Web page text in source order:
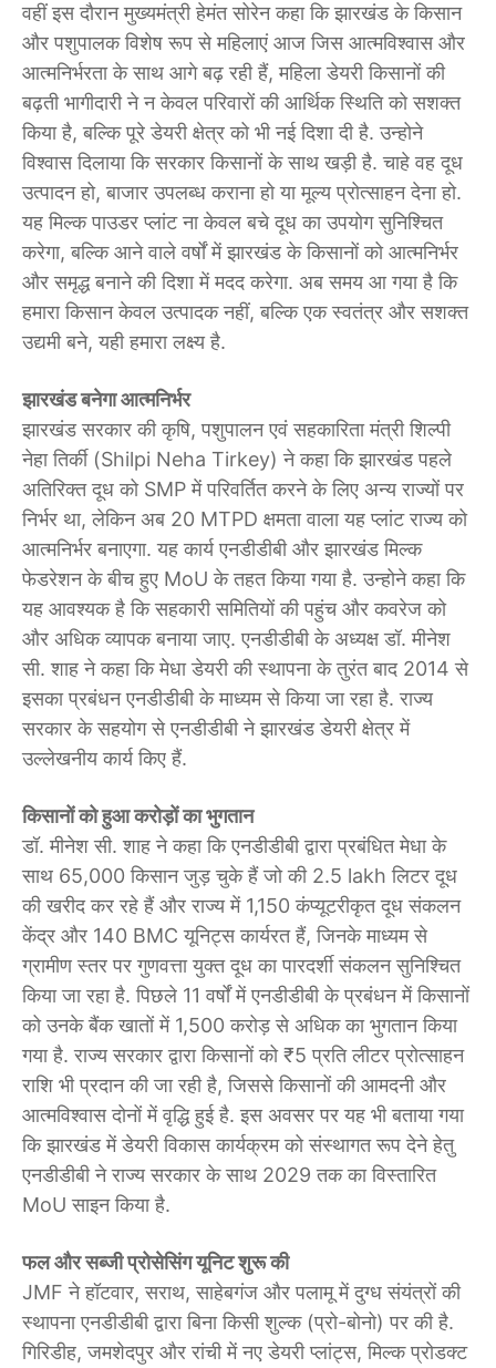
वहीं इस दौरान मुख्यमंत्री हेमंत सोरेन कहा कि झारखंड के किसान
और पशुपालक विशेष रूप से महिलाएं आज जिस आत्मविश्वास और
आत्मनिर्भरता के साथ आगे बढ़ रही हैं, महिला डेयरी किसानों की
बढ़ती भागीदारी ने न केवल परिवारों की आर्थिक स्थिति को सशक्त
किया है, बल्कि पूरे डेयरी क्षेत्र को भी नई दिशा दी है. उन्होने
विश्वास दिलाया कि सरकार किसानों के साथ खड़ी है. चाहे वह दूध
उत्पादन हो, बाजार उपलब्ध कराना हो या मूल्य प्रोत्साहन देना हो.
यह मिल्क पाउडर प्लांट ना केवल बचे दूध का उपयोग सुनिश्चित
करेगा, बल्कि आने वाले वर्षों में झारखंड के किसानों को आत्मनिर्भर
और समृद्ध बनाने की दिशा में मदद करेगा. अब समय आ गया है कि
हमारा किसान केवल उत्पादक नहीं, बल्कि एक स्वतंत्र और सशक्त
उद्यमी बने, यही हमारा लक्ष्य है.
झारखंड बनेगा आत्मनिर्भर
झारखंड सरकार की कृषि, पशुपालन एवं सहकारिता मंत्री शिल्पी
नेहा तिर्की (Shilpi Neha Tirkey) ने कहा कि झारखंड पहले
अतिरिक्त दूध को SMP में परिवर्तित करने के लिए अन्य राज्यों पर
निर्भर था, लेकिन अब 20 MTPD क्षमता वाला यह प्लांट राज्य को
आत्मनिर्भर बनाएगा. यह कार्य एनडीडीबी और झारखंड मिल्क
फेडरेशन के बीच हुए MoU के तहत किया गया है. उन्होने कहा कि
यह आवश्यक है कि सहकारी समितियों की पहुंच और कवरेज को
और अधिक व्यापक बनाया जाए. एनडीडीबी के अध्यक्ष डॉ. मीनेश
सी. शाह ने कहा कि मेधा डेयरी की स्थापना के तुरंत बाद 2014 से
इसका प्रबंधन एनडीडीबी के माध्यम से किया जा रहा है. राज्य
सरकार के सहयोग से एनडीडीबी ने झारखंड डेयरी क्षेत्र में
उल्लेखनीय कार्य किए हैं.
किसानों को हुआ करोड़ों का भुगतान
डॉ. मीनेश सी. शाह ने कहा कि एनडीडीबी द्वारा प्रबंधित मेधा के
साथ 65,000 किसान जुड़ चुके हैं जो की 2.5 lakh लिटर दूध
की खरीद कर रहे हैं और राज्य में 1,150 कंप्यूटरीकृत दूध संकलन
केंद्र और 140 BMC यूनिट्स कार्यरत हैं, जिनके माध्यम से
ग्रामीण स्तर पर गुणवत्ता युक्त दूध का पारदर्शी संकलन सुनिश्चित
किया जा रहा है. पिछले 11 वर्षों में एनडीडीबी के प्रबंधन में किसानों
को उनके बैंक खातों में 1,500 करोड़ से अधिक का भुगतान किया
गया है. राज्य सरकार द्वारा किसानों को ₹5 प्रति लीटर प्रोत्साहन
राशि भी प्रदान की जा रही है, जिससे किसानों की आमदनी और
आत्मविश्वास दोनों में वृद्धि हुई है. इस अवसर पर यह भी बताया गया
कि झारखंड में डेयरी विकास कार्यक्रम को संस्थागत रूप देने हेतु
एनडीडीबी ने राज्य सरकार के साथ 2029 तक का विस्तारित
MoU साइन किया है.
फल और सब्जी प्रोसेसिंग यूनिट शुरू की
JMF ने हॉटवार, सराथ, साहेबगंज और पलामू में दुग्ध संयंत्रों की
स्थापना एनडीडीबी द्वारा बिना किसी शुल्क (प्रो-बोनो) पर की है.
गिरिडीह, जमशेदपुर और रांची में नए डेयरी प्लांट्स, मिल्क प्रोडक्ट